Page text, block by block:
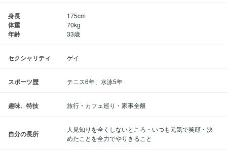
身長
体重
年齢
175cm
70kg
33歳
セクシャリティ ゲイ
スポーツ歴 テニス6年、水泳5年
趣味、特技 旅行・カフェ巡り・家事全般
自分の長所
人見知りを全くしないところ・いつも元気で笑顔・決
めたことを全力でやりきること